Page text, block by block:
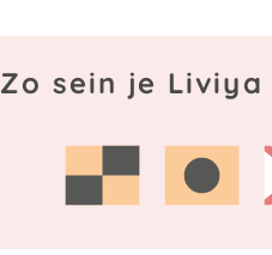
Zo sein je